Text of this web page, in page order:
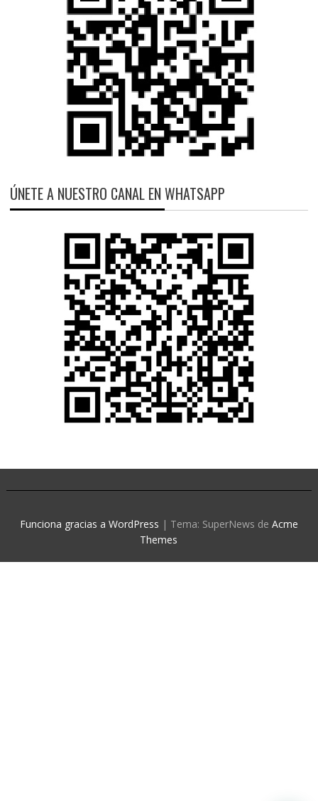
ÚNETE A NUESTRO CANAL EN WHATSAPP
Funciona gracias a WordPress | Tema: SuperNews de Acme
Themes